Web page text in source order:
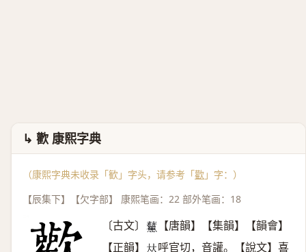
↳ 歡 康熙字典
（康熙字典未收录「歓」字头，请参考「歡 」字：）
【辰集下】【欠字部】 康熙笔画：22 部外笔画：18
〔古文〕 𧆒
【唐韻】【集韻】【韻會】
【正韻】
呼官切，音讙。【說文】喜